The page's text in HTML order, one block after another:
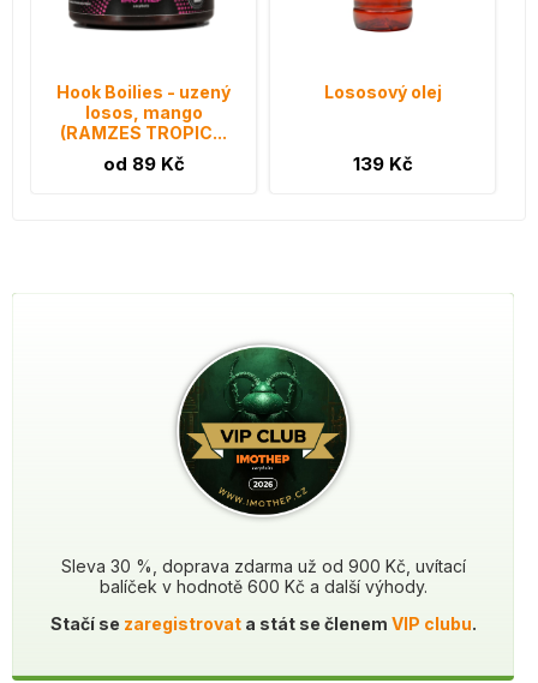
Sleva 30 %, doprava zdarma už od 900 Kč, uvítací
balíček v hodnotě 600 Kč a další výhody.
Stačí se zaregistrovata stát se členem VIP clubu.
Hook Boilies - uzený
losos, mango
(RAMZES TROPIC...
od 89 Kč
Lososový olej
139 Kč